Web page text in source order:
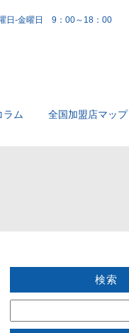
日-金曜日 9：00～18：00
ラム 全国加盟店マップ
検索